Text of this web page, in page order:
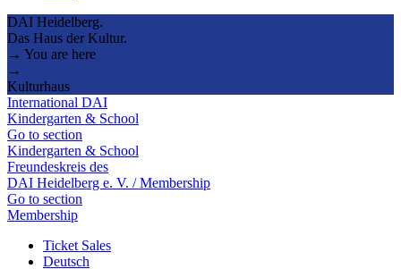
DAI Heidelberg.
Das Haus der Kultur.
→ You are here
→
Kulturhaus
International DAI
Kindergarten & School
Go to section
Kindergarten & School
Freundeskreis des
DAI Heidelberg e. V. / Membership
Go to section
Membership
Ticket Sales
Deutsch